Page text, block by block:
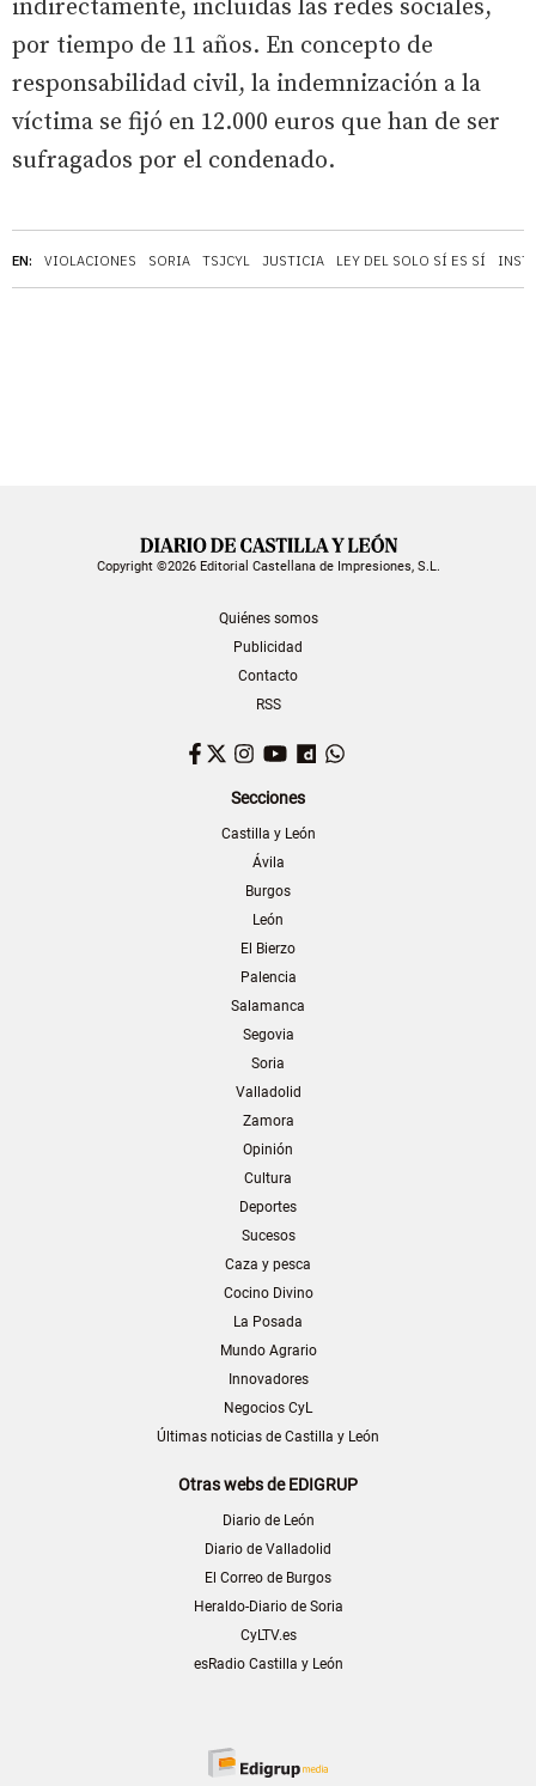
EN: VIOLACIONES SORIA TSJCYL JUSTICIA LEY DEL SOLO SÍ ES SÍ
indirectamente, incluidas las redes sociales,
por tiempo de 11 años. En concepto de
responsabilidad civil, la indemnización a la
víctima se fijó en 12.000 euros que han de ser
sufragados por el condenado.
Copyright ©2026 Editorial Castellana de Impresiones, S.L.
Quiénes somos
Publicidad
Contacto
RSS
Facebook
TwitterInstagram
YouTubeDailymotion
Secciones
Castilla y León
Ávila
Burgos
León
El Bierzo
Palencia
Salamanca
Segovia
Soria
Valladolid
Zamora
Opinión
Cultura
Deportes
Sucesos
Caza y pesca
Cocino Divino
La Posada
Mundo Agrario
Innovadores
Negocios CyL
Últimas noticias de Castilla y León
Otras webs de EDIGRUP
Diario de León
Diario de Valladolid
El Correo de Burgos
Heraldo-Diario de Soria
CyLTV.es
esRadio Castilla y León